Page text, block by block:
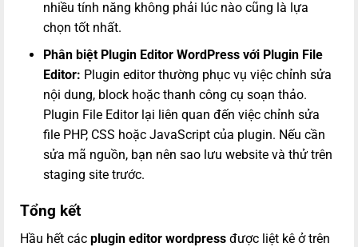
nhiều tính năng không phải lúc nào cũng là lựa
chọn tốt nhất.
Phân biệt Plugin Editor WordPress với Plugin File
Editor: Plugin editor thường phục vụ việc chỉnh sửa
nội dung, block hoặc thanh công cụ soạn thảo.
Plugin File Editor lại liên quan đến việc chỉnh sửa
file PHP, CSS hoặc JavaScript của plugin. Nếu cần
sửa mã nguồn, bạn nên sao lưu website và thử trên
staging site trước.
Tổng kết
Hầu hết các plugin editor wordpress được liệt kê ở trên